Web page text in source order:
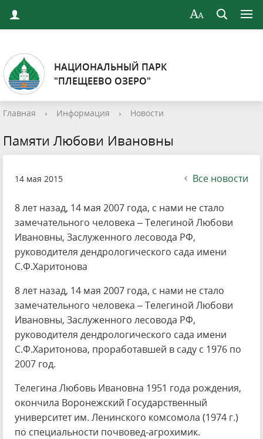
НАЦИОНАЛЬНЫЙ ПАРК
"ПЛЕЩЕЕВО ОЗЕРО"
Главная › Информация › Новости
Памяти Любови Ивановны
14 мая 2015 Все новости
8 лет назад, 14 мая 2007 года, с нами не стало
замечательного человека – Телегиной Любови
Ивановны, Заслуженного лесовода РФ,
руководителя дендрологического сада имени
С.Ф.Харитонова
8 лет назад, 14 мая 2007 года, с нами не стало
замечательного человека – Телегиной Любови
Ивановны, Заслуженного лесовода РФ,
руководителя дендрологического сада имени
С.Ф.Харитонова, проработавшей в саду с 1976 по
2007 год.
Телегина Любовь Ивановна 1951 года рождения,
окончила Воронежский Государственный
университет им. Ленинского комсомола (1974 г.)
по специальности почвовед-агрохимик.